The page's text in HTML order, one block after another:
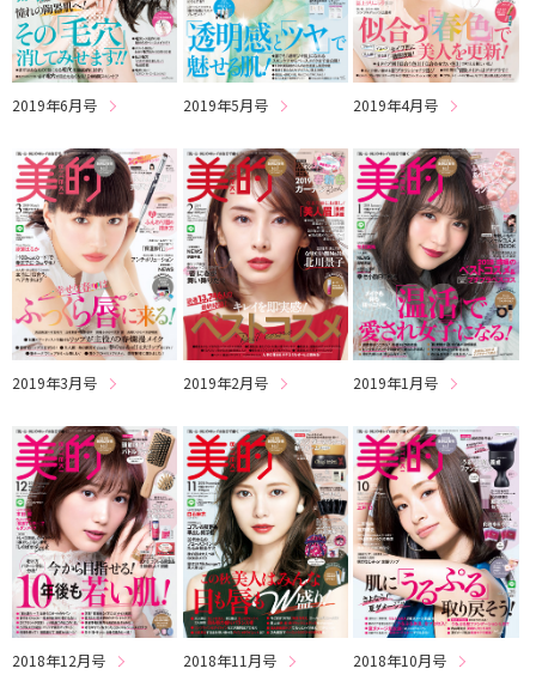
2019年6月号 2019年5月号 2019年4月号
2019年3月号 2019年2月号 2019年1月号
2018年12月号 2018年11月号 2018年10月号